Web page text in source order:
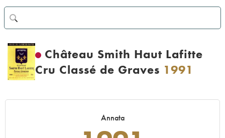
Château Smith Haut Lafitte
Cru Classé de Graves 1991
Annata